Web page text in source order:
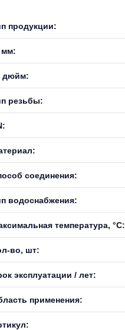
продукции:
мм:
дюйм:
резьбы:
соединения:
водоснабжения:
температура, °С:
во, шт:
эксплуатации / лет:
применения: